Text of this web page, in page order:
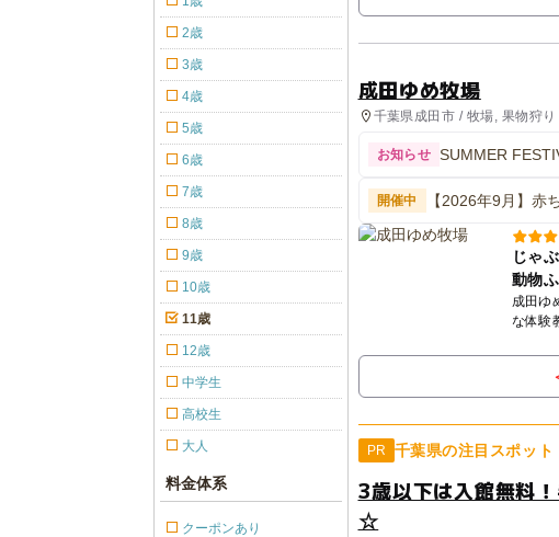
成田ゆめ牧場
千葉県成田市 / 牧場, 果物狩
お知らせ SUMMER
開催中 【2026年9月】赤
じゃ
動物
成田ゆ
な体験
きます
PR 千葉県の注目スポット
3歳以下は入館無料
☆
2歳
3歳
4歳
5歳
6歳
7歳
8歳
9歳
10歳
11歳
12歳
中学生
高校生
大人
料金体系
クーポンあり